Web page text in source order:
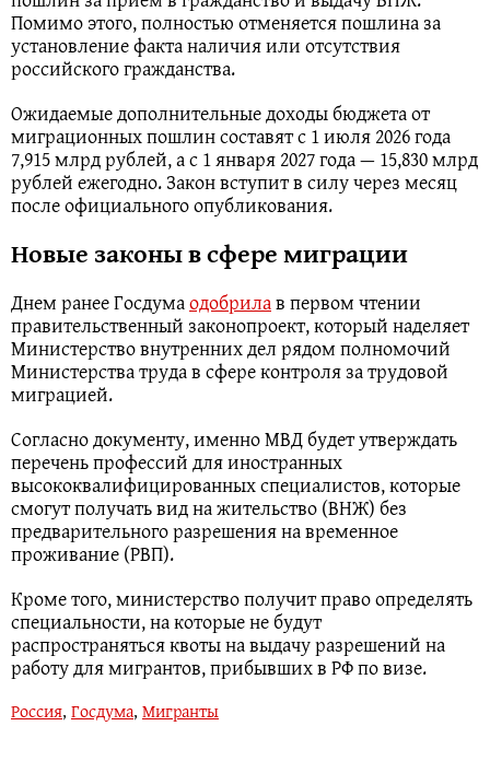
Помимо этого, полностью отменяется пошлина за
установление факта наличия или отсутствия
российского гражданства.
Ожидаемые дополнительные доходы бюджета от
миграционных пошлин составят с 1 июля 2026 года
7,915 млрд рублей, а с 1 января 2027 года — 15,830 млрд
рублей ежегодно. Закон вступит в силу через месяц
после официального опубликования.
Новые законы в сфере миграции
Днем ранее Госдумаодобрилав первом чтении
правительственный законопроект, который наделяет
Министерство внутренних дел рядом полномочий
Министерства труда в сфере контроля за трудовой
миграцией.
Согласно документу, именно МВД будет утверждать
перечень профессий для иностранных
высококвалифицированных специалистов, которые
смогут получать вид на жительство (ВНЖ) без
предварительного разрешения на временное
проживание (РВП).
Кроме того, министерство получит право определять
специальности, на которые не будут
распространяться квоты на выдачу разрешений на
работу для мигрантов, прибывших в РФ по визе.
Россия, Госдума, Мигранты